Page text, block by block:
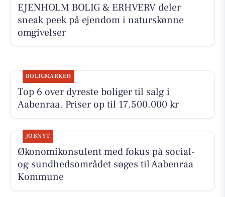
EJENHOLM BOLIG & ERHVERV deler
sneak peek på ejendom i naturskønne
omgivelser
BOLIGMARKED
Top 6 over dyreste boliger til salg i
Aabenraa. Priser op til 17.500.000 kr
JOBNYT
Økonomikonsulent med fokus på social-
og sundhedsområdet søges til Aabenraa
Kommune